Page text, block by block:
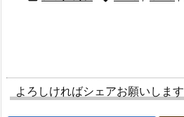
よろしければシェアお願いします